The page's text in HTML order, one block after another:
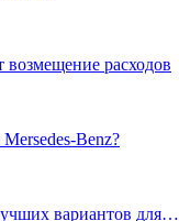
расходов
Benz?
вариантов для…